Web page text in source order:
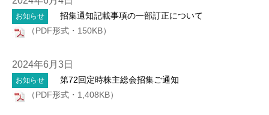
お知らせ
招集通知記載事項の一部訂正について
（PDF形式・150KB）
2024年6月3日
お知らせ
第72回定時株主総会招集ご通知
（PDF形式・1,408KB）